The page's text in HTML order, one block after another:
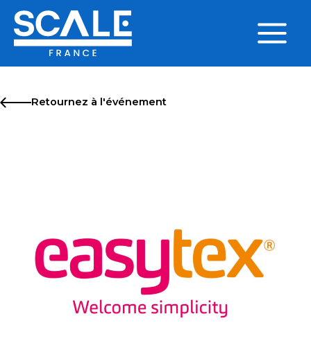
contenu
Main
Retournez à l'événement